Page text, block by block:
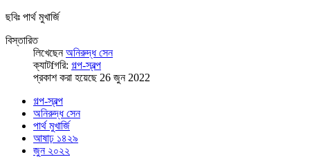
ছবিঃ পার্থ মুখার্জি
বিস্তারিত
লিখেছেনঅনিরুদ্ধ সেন
ক্যাটfগরি: গল্প-স্বল্প
প্রকাশ করা হয়েছে 26 জুন 2022
গল্প-স্বল্প
অনিরুদ্ধ সেন
পার্থ মুখার্জি
আষাঢ় ১৪২৯
জুন ২০২২